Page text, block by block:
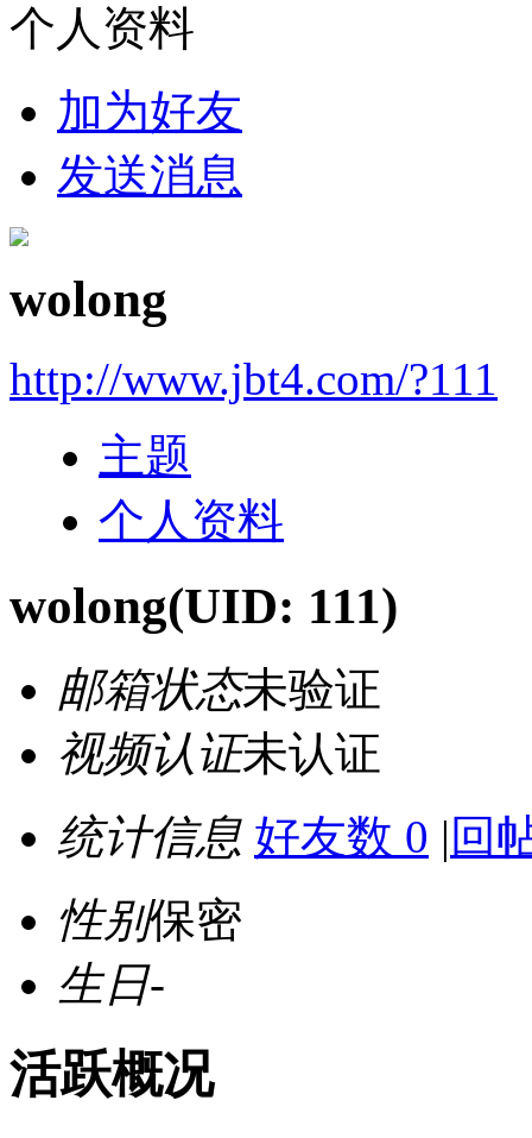
个人资料
加为好友
发送消息
wolong
http://www.jbt4.com/?111
主题
个人资料
wolong(UID: 111)
邮箱状态未验证
视频认证未认证
统计信息 好友数 0 | 回
性别保密
生日-
活跃概况